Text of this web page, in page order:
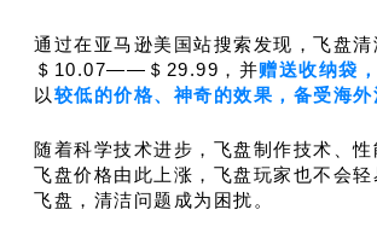
通过在亚马逊美国站搜索发现，飞盘清
＄10.07——＄29.99，并赠送收纳袋
以 较低的价格、神奇的效果，备受海
随着科学技术进步，飞盘制作技术、性
飞盘价格由此上涨，飞盘玩家也不会轻
飞盘，清洁问题成为困扰。